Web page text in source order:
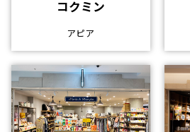
コクミン
アピア